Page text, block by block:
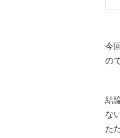
今
の
結
な
た